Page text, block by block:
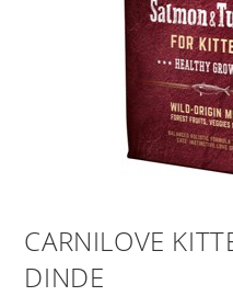
CARNILOVE
DINDE